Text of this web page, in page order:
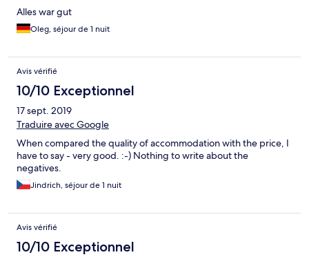
Alles war gut
Oleg, séjour de 1 nuit
Avis vérifié
10/10 Exceptionnel
17 sept. 2019
Traduire avec Google
When compared the quality of accommodation with the price, I
have to say - very good. :-) Nothing to write about the
negatives.
Jindrich, séjour de 1 nuit
Avis vérifié
10/10 Exceptionnel